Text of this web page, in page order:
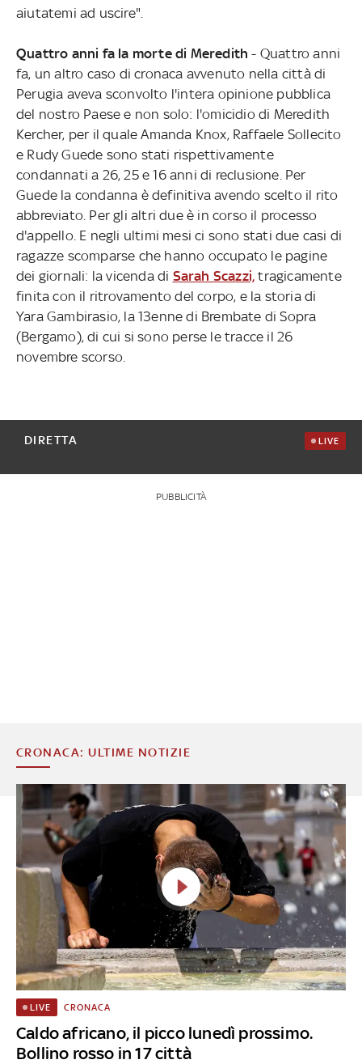
aiutatemi ad uscire".
Quattro anni fa la morte di Meredith- Quattro anni
fa, un altro caso di cronaca avvenuto nella città di
Perugia aveva sconvolto l'intera opinione pubblica
del nostro Paese e non solo: l'omicidio di Meredith
Kercher, per il quale Amanda Knox, Raffaele Sollecito
e Rudy Guede sono stati rispettivamente
condannati a 26, 25 e 16 anni di reclusione. Per
Guede la condanna è definitiva avendo scelto il rito
abbreviato. Per gli altri due è in corso il processo
d'appello. E negli ultimi mesi ci sono stati due casi di
ragazze scomparse che hanno occupato le pagine
dei giornali: la vicenda di Sarah Scazzi, tragicamente
finita con il ritrovamento del corpo, e la storia di
Yara Gambirasio, la 13enne di Brembate di Sopra
(Bergamo), di cui si sono perse le tracce il 26
novembre scorso.
DIRETTA LIVE
PUBBLICITÀ
CRONACA: ULTIME NOTIZIE
Caldo africano, il picco lunedì prossimo.
Bollino rosso in 17 città
LIVE CRONACA